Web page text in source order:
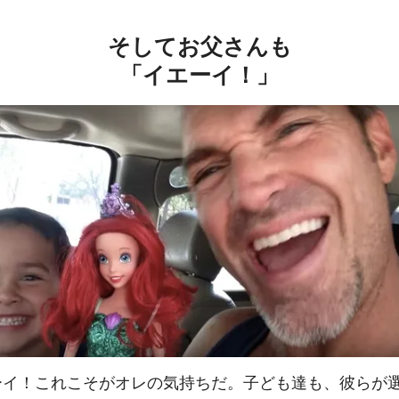
そしてお父さんも
「イエーイ！」
！これこそがオレの気持ちだ。子ども達も、彼らが